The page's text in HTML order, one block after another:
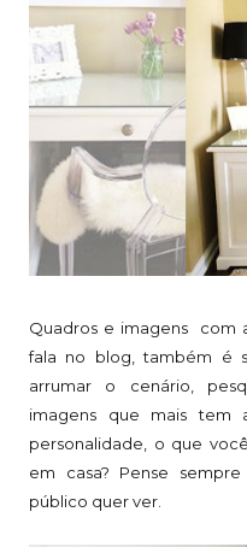
Quadros e imagens com
fala no blog, também é
arrumar o cenário,
imagens que mais
personalidade, o que
em casa? Pense
público quer ver.